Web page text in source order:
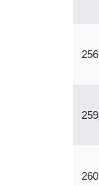
256
259
260